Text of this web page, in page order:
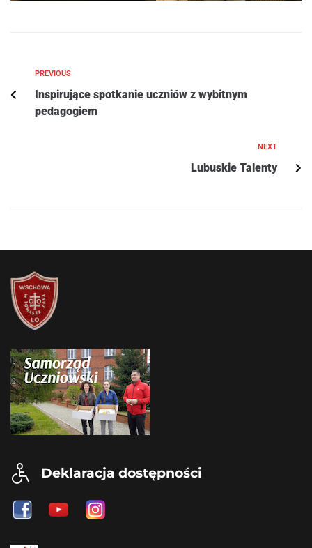
PREVIOUS
Inspirujące spotkanie uczniów z wybitnym
pedagogiem
NEXT
Lubuskie Talenty
Deklaracja dostępności